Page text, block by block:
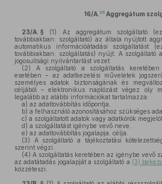
16/A. 26 Aggregátum
23/A. § (1)
Az aggregátum szolgáltató
továbbiakban: szolgáltató) az általa nyújtott
automatikus információátadási szolgáltatást
továbbiakban: szolgáltatás) nyújt. A szolgáltató
jogosultsági nyilvántartást vezet.
(2) A szolgáltató a szolgáltatás keretében
esetében – az adatkezelési műveletek
személyes adatok biztonságának és
céljából – elektronikus naplózást végez oly
legalább az alábbi információkat tartalmazza:
a) az adattovábbítás időpontja,
b) a felhasználó azonosításához szükséges
c) a szolgáltatott adatok vagy adatkörök
d) a szolgáltatást igénybe vevő neve,
e) az adattovábbítás jogalapja, célja.
(3) A szolgáltató a tájékoztatási
szerint végzi.
(4) A szolgáltatás keretében az igénybe vevő
az adatátadás jogalapját a szolgáltató a (3)
közzéteszi.